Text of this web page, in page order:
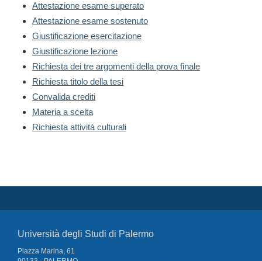
Attestazione esame superato
Attestazione esame sostenuto
Giustificazione esercitazione
Giustificazione lezione
Richiesta dei tre argomenti della prova finale
Richiesta titolo della tesi
Convalida crediti
Materia a scelta
Richiesta attività culturali
Università degli Studi di Palermo
Piazza Marina, 61